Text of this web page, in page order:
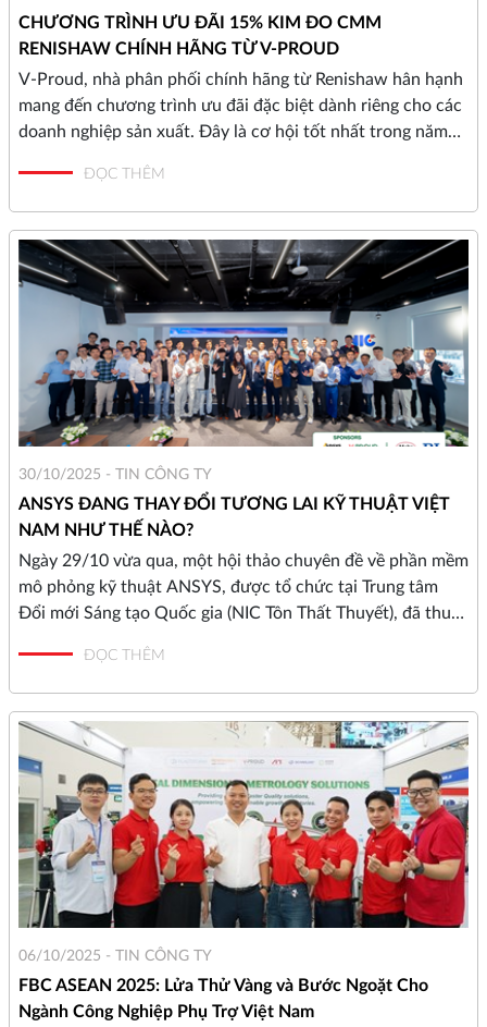
CHƯƠNG TRÌNH ƯU ĐÃI 15% KIM ĐO CMM
RENISHAW CHÍNH HÃNG TỪ V-PROUD
V-Proud, nhà phân phối chính hãng từ Renishaw hân hạnh
mang đến chương trình ưu đãi đặc biệt dành riêng cho các
doanh nghiệp sản xuất. Đây là cơ hội tốt nhất trong năm
thế các phụ kiện đã cũ hoặc lên kế hoạch dự trữ vật tư tiêu
hao với chi phí tối ưu nhất.
ĐỌC THÊM
30/10/2025 - TIN CÔNG TY
ANSYS ĐANG THAY ĐỔI TƯƠNG LAI KỸ THUẬT VIỆT
NAM NHƯ THẾ NÀO?
Ngày 29/10 vừa qua, một hội thảo chuyên đề về phần mềm
mô phỏng kỹ thuật ANSYS, được tổ chức tại Trung tâm
Đổi mới Sáng tạo Quốc gia (NIC Tôn Thất Thuyết), đã thu
nghệ và giới học thuật Việt Nam. Sự kiện không chỉ là nơi
trình diễn công nghệ mà còn là diễn đàn mở ra một cuộc
thảo luận cấp thiết về việc nâng cao năng lực cạnh tranh
của ngành sản xuất trong nước.
ĐỌC THÊM
06/10/2025 - TIN CÔNG TY
FBC ASEAN 2025: Lửa Thử Vàng và Bước Ngoặt Cho
Ngành Công Nghiệp Phụ Trợ Việt Nam